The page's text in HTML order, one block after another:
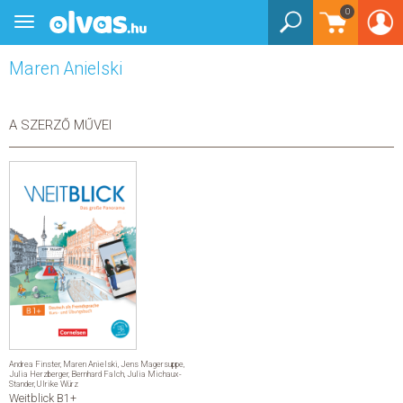
0
Toggle
navigation
Maren Anielski
A SZERZŐ MŰVEI
Andrea Finster, Maren Anielski Jens Magersuppe
Julia Herzberger, Bernhard Falch Julia Michaux-
Stander,Ulrike Würz
Weitblick B1+
BEJELENTKEZÉS
KÖNYVEK
EGYÉB TERMÉKEK
STAR WARS
AKCIÓ
ELŐJEGYEZHETŐ
NÉPSZERŰ KÖNYVEK
SEGÍTHETEK?